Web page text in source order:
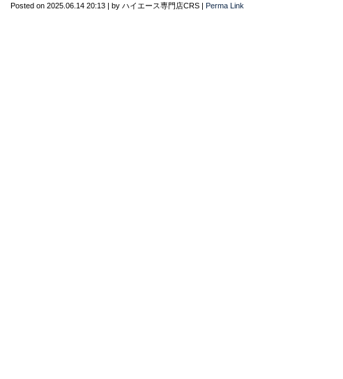
Posted on 2025.06.14 20:13 | by ハイエース専門店CRS | Perma Link